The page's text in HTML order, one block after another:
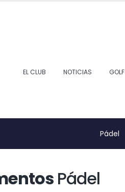
EL CLUB NOTICIAS GOLF
Pádel
Pádel